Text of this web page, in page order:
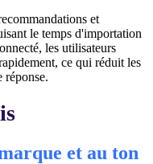
et
le temps d'importation
les utilisateurs
ce qui réduit les
réponse.
et au ton